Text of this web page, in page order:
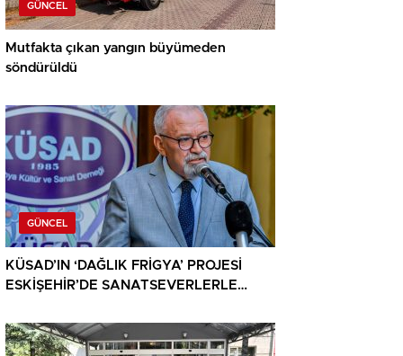
GÜNCEL
Mutfakta çıkan yangın büyümeden
söndürüldü
GÜNCEL
KÜSAD’IN ‘DAĞLIK FRİGYA’ PROJESİ
ESKİŞEHİR’DE SANATSEVERLERLE